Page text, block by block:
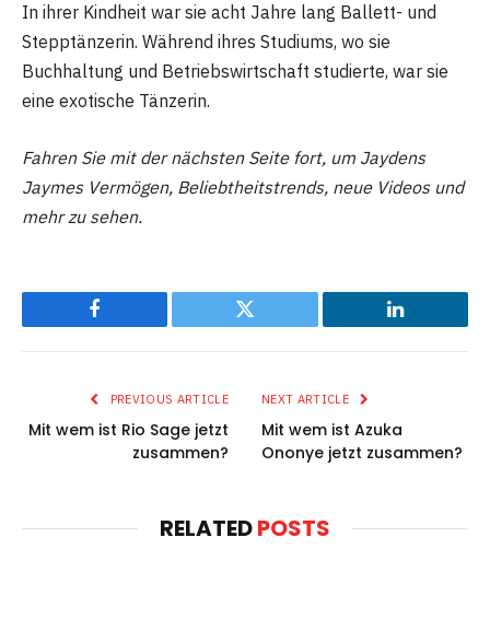
In ihrer Kindheit war sie acht Jahre lang Ballett- und
Stepptänzerin. Während ihres Studiums, wo sie
Buchhaltung und Betriebswirtschaft studierte, war sie
eine exotische Tänzerin.
Fahren Sie mit der nächsten Seite fort, um Jaydens
Jaymes Vermögen, Beliebtheitstrends, neue Videos und
mehr zu sehen.
Facebook Twitter LinkedIn
PREVIOUS ARTICLE
Mit wem ist Rio Sage jetzt
zusammen?
NEXT ARTICLE
Mit wem ist Azuka
Ononye jetzt zusammen?
RELATEDPOSTS